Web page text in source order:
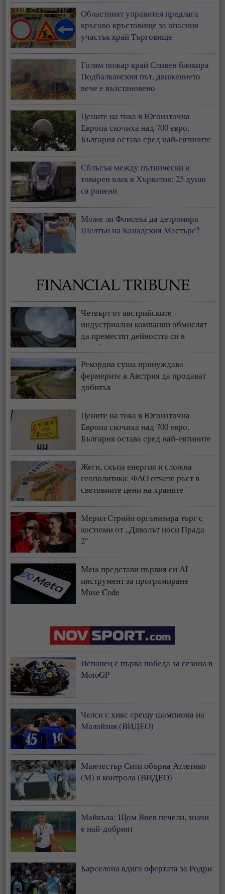
Областният управител предлага
кръгово кръстовище за опасния
участък край Търговище
Голям пожар край Сливен блокира
Подбалканския път, движението
вече е възстановено
Цените на тока в Югоизточна
Европа скочиха над 700 евро,
България остава сред най-евтините
Сблъсък между пътнически и
товарен влак в Хърватия: 25 души
са ранени
Може ли Фонсека да детронира
Шелтън на Канадския Мастърс?
Четвърт от австрийските
индустриални компании обмислят
да преместят дейността си в
чужбина
Рекордна суша принуждава
фермерите в Австрия да продават
добитък
Цените на тока в Югоизточна
Европа скочиха над 700 евро,
България остава сред най-евтините
Жеги, скъпа енергия и сложна
геополитика: ФАО отчете ръст в
световните цени на храните
Мерил Стрийп организира търг с
костюми от „Дяволът носи Прада
2“
Meta представи първия си AI
инструмент за програмиране -
Muse Code
Испанец с първа победа за сезона в
MotoGP
Челси с хикс срещу шампиона на
Малайзия (ВИДЕО)
Манчестър Сити обърна Атлетико
(М) в контрола (ВИДЕО)
Майкъла: Щом Янев печели, значи
е най-добрият
Барселона вдига офертата за Родри